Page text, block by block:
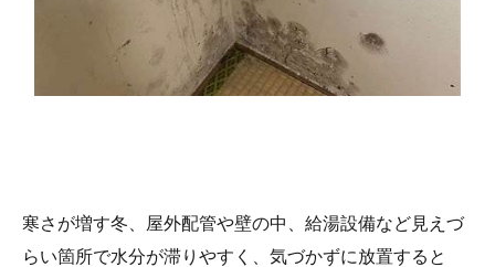
寒さが増す冬、屋外配管や壁の中、給湯設備など見えづ
らい箇所で水分が滞りやすく、気づかずに放置すると